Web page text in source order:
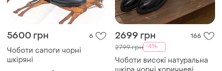
5600 грн 6
Чоботи сапоги чорні
шкіряні
2699 грн 166
2799 грн -4%
Чоботи високі натуральна